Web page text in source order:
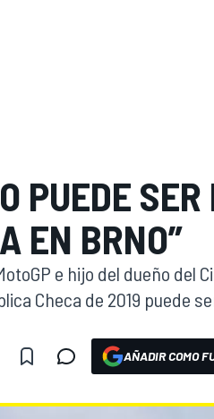
PUEDE SER
EN BRNO”
e hijo del dueño del
Checa de 2019 puede
AÑADIR COMO